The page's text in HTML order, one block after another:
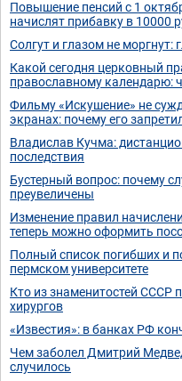
Повышение пенсий с 1
начислят прибавку в 10000
Солгут и глазом не
Какой сегодня церковный
православному календарю:
Фильму «Искушение» не
экранах: почему его
Владислав Кучма:
последствия
Бустерный вопрос: почему
преувеличены
Изменение правил
теперь можно оформить
Полный список погибших и
пермском университете
Кто из знаменитостей СССР
хирургов
«Известия»: в банках РФ
Чем заболел Дмитрий
случилось